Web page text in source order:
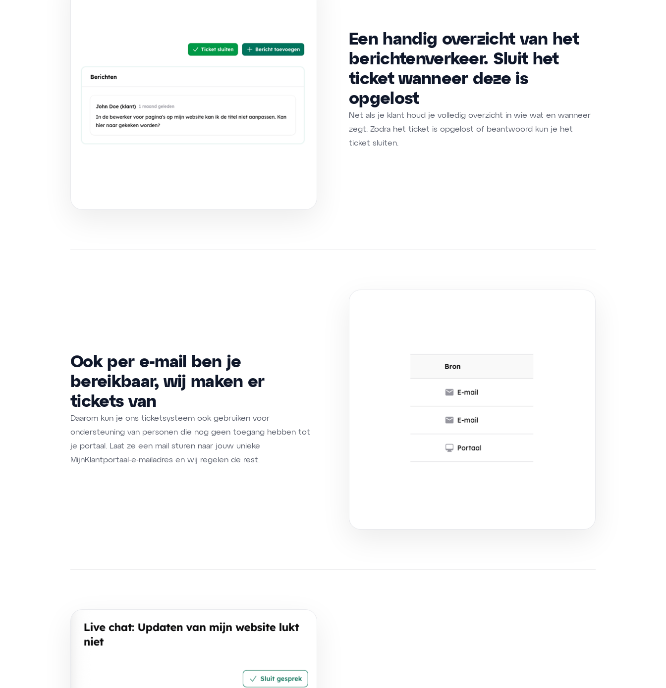
Een handig overzicht van het
berichtenverkeer. Sluit het
ticket wanneer deze is
opgelost
Net als je klant houd je volledig overzicht in wie wat en wanneer
zegt. Zodra het ticket is opgelost of beantwoord kun je het
ticket sluiten.
Ook per e-mail ben je
bereikbaar, wij maken er
tickets van
Daarom kun je ons ticketsysteem ook gebruiken voor
ondersteuning van personen die nog geen toegang hebben tot
je portaal. Laat ze een mail sturen naar jouw unieke
MijnKlantportaal-e-mailadres en wij regelen de rest.